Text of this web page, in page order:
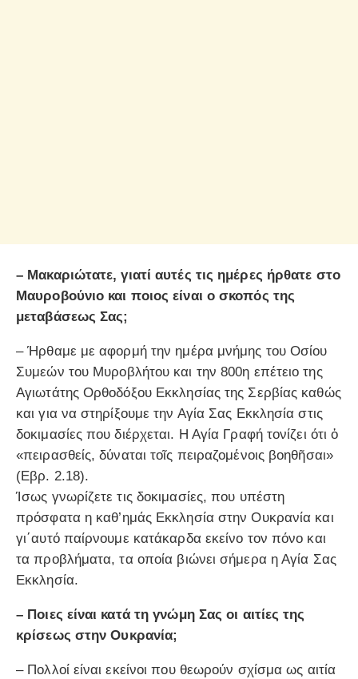
– Μακαριώτατε, γιατί αυτές τις ημέρες ήρθατε στο
Μαυροβούνιο και ποιος είναι ο σκοπός της
μεταβάσεως Σας;
– Ήρθαμε με αφορμή την ημέρα μνήμης του Οσίου
Συμεών του Μυροβλήτου και την 800η επέτειο της
Αγιωτάτης Ορθοδόξου Εκκλησίας της Σερβίας καθώς
και για να στηρίξουμε την Αγία Σας Εκκλησία στις
δοκιμασίες που διέρχεται. Η Αγία Γραφή τονίζει ότι ὁ
«πειρασθείς, δύναται τοῖς πειραζομένοις βοηθῆσαι»
(Εβρ. 2.18).
Ίσως γνωρίζετε τις δοκιμασίες, που υπέστη
πρόσφατα η καθ’ημάς Εκκλησία στην Ουκρανία και
γι΄αυτό παίρνουμε κατάκαρδα εκείνο τον πόνο και
τα προβλήματα, τα οποία βιώνει σήμερα η Αγία Σας
Εκκλησία.
– Ποιες είναι κατά τη γνώμη Σας οι αιτίες της
κρίσεως στην Ουκρανία;
– Πολλοί είναι εκείνοι που θεωρούν σχίσμα ως αιτία